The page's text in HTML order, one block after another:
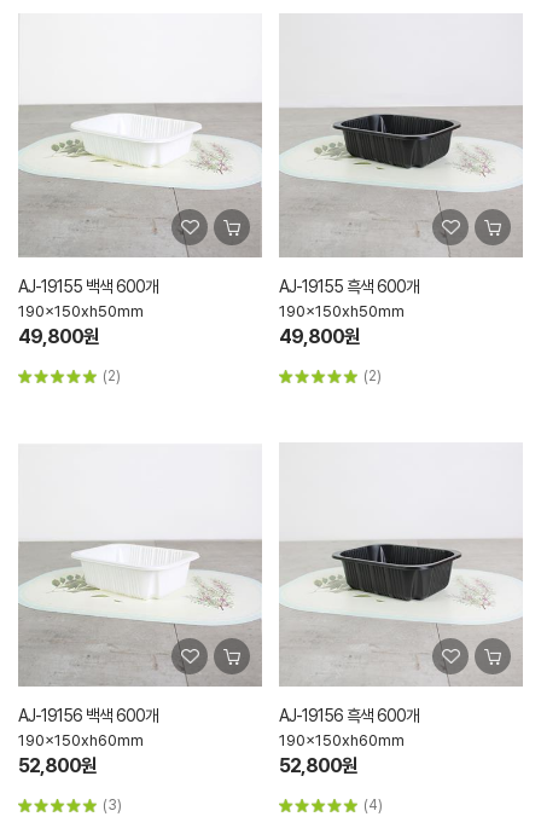
AJ-19155 백색 600개
190x150xh50mm
49,800원
(2)
AJ-19155 흑색 600개
190x150xh50mm
49,800원
(2)
AJ-19156 백색 600개
190x150xh60mm
52,800원
(3)
AJ-19156 흑색 600개
190x150xh60mm
52,800원
(4)